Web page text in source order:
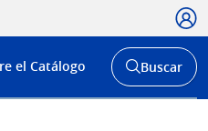
Menú
de
el Catálogo
Abrir
buscador
Buscar